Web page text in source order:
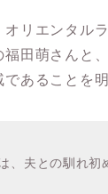
オリエンタル
田萌さんと
あることを
、夫との馴れ初